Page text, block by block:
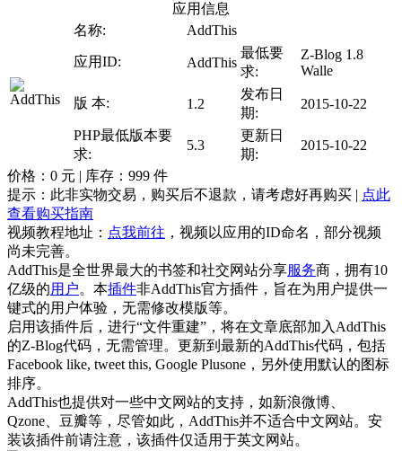
应用信息
名称:
AddThis
应用ID: AddThis
最低要
求:
Z-Blog 1.8
Walle
版 本: 1.2
发布日
期:
2015-10-22
PHP最低版本要
求:
5.3
更新日
期:
2015-10-22
价格： 0 元 | 库存： 999 件
提示：此非实物交易，购买后不退款，请考虑好再购买 | 点此
查看购买指南
视频教程地址： 点我前往 ，视频以应用的ID命名，部分视频
尚未完善。
AddThis是全世界最大的书签和社交网站分享服务商，拥有10
亿级的用户。本插件非AddThis官方插件，旨在为用户提供一
键式的用户体验，无需修改模版等。
启用该插件后，进行“文件重建”，将在文章底部加入AddThis
的Z-Blog代码，无需管理。更新到最新的AddThis代码，包括
Facebook like, tweet this, Google Plusone，另外使用默认的图标
排序。
AddThis也提供对一些中文网站的支持，如新浪微博、
Qzone、豆瓣等，尽管如此，AddThis并不适合中文网站。安
装该插件前请注意，该插件仅适用于英文网站。